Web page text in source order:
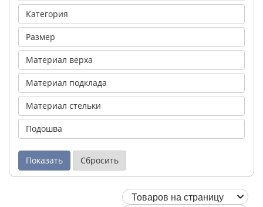
Категория
Размер
Материал верха
Материал подклада
Материал стельки
Подошва